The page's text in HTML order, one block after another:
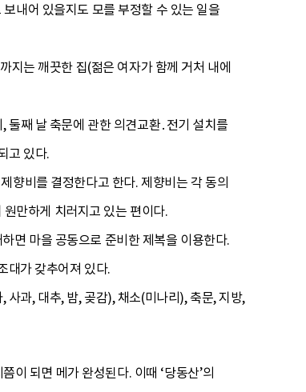
내어 있을지도 모를 부정할 수 있는 일을
는 깨끗한 집(젊은 여자가 함께 거처 내에
둘째 날 축문에 관한 의견교환․전기 설치를
고 있다.
향비를 결정한다고 한다. 제향비는 각 동의
만하게 치러지고 있는 편이다.
면 마을 공동으로 준비한 제복을 이용한다.
대가 갖추어져 있다.
과, 대추, 밤, 곶감), 채소(미나리), 축문, 지방,
이 되면 메가 완성된다. 이때 ‘당동산’의